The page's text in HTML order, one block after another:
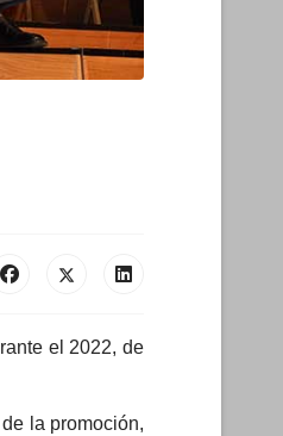
el 2022, de
la promoción,